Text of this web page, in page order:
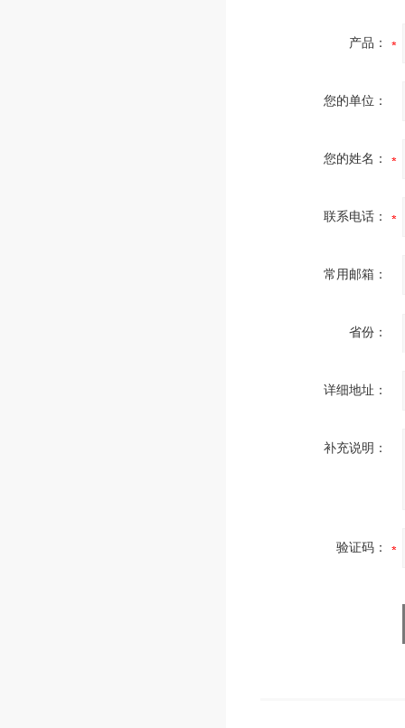
产品：
您的单位：
您的姓名：
联系电话：
常用邮箱：
省份：
详细地址：
补充说明：
验证码：